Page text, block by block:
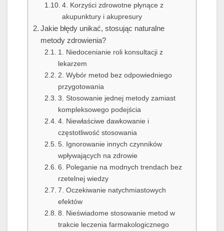
4. Korzyści zdrowotne płynące z
akupunktury i akupresury
Jakie błędy unikać, stosując naturalne
metody zdrowienia?
1. Niedocenianie roli konsultacji z
lekarzem
2. Wybór metod bez odpowiedniego
przygotowania
3. Stosowanie jednej metody zamiast
kompleksowego podejścia
4. Niewłaściwe dawkowanie i
częstotliwość stosowania
5. Ignorowanie innych czynników
wpływających na zdrowie
6. Poleganie na modnych trendach bez
rzetelnej wiedzy
7. Oczekiwanie natychmiastowych
efektów
8. Nieświadome stosowanie metod w
trakcie leczenia farmakologicznego